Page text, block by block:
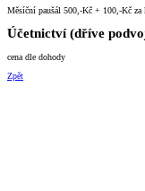
Měsíční paušál 500,-Kč + 100,-Kč za
Účetnictví (dříve
cena dle dohody
Zpět